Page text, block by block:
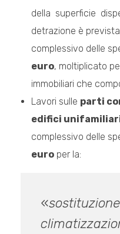
della superficie
detrazione è
complessivo delle
euro, moltiplicato
immobiliari che
Lavori sulle parti
edifici
complessivo delle
europer la:
«